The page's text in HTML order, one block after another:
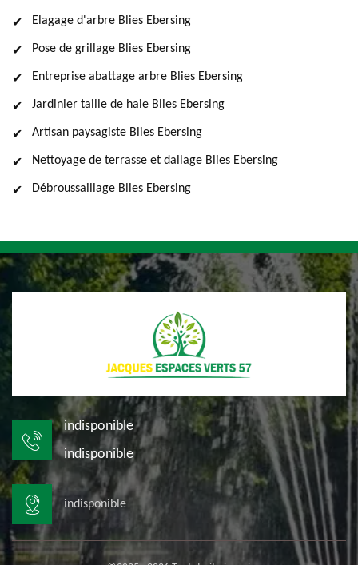
Elagage d'arbre Blies Ebersing
Pose de grillage Blies Ebersing
Entreprise abattage arbre Blies Ebersing
Jardinier taille de haie Blies Ebersing
Artisan paysagiste Blies Ebersing
Nettoyage de terrasse et dallage Blies Ebersing
Débroussaillage Blies Ebersing
indisponible
indisponible
indisponible